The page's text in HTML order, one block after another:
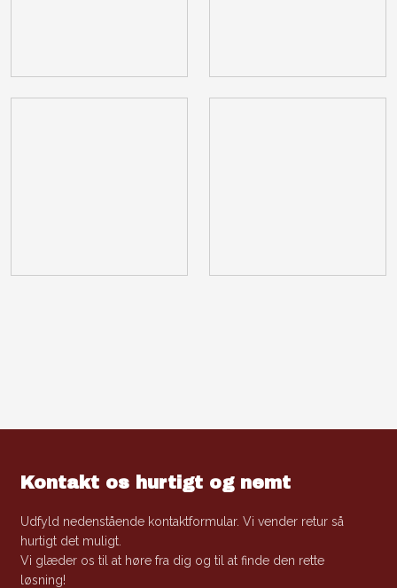
Kontakt os hurtigt og nemt
Udfyld nedenstående kontaktformular. Vi vender retur så
hurtigt det muligt.
​Vi glæder os til at høre fra dig og til at finde den rette
løsning!